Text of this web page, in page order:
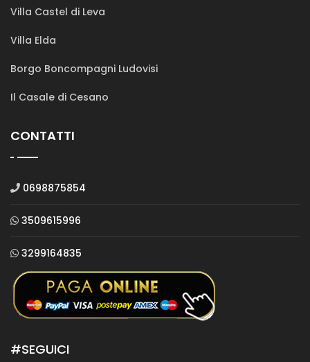
Villa Castel di Leva
Villa Elda
Borgo Boncompagni Ludovisi
Il Casale di Cesano
CONTATTI
0698875854
3509615996
3299164835
#SEGUICI